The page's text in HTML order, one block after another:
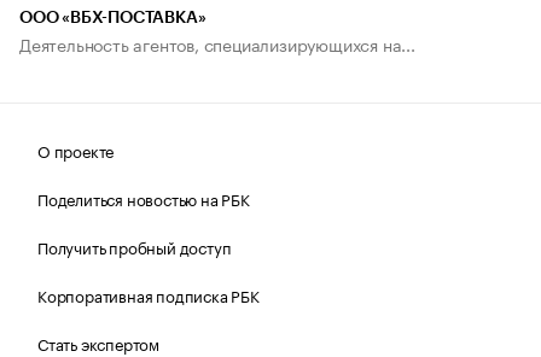
ООО «ВБХ-ПОСТАВКА»
Деятельность агентов, специализирующихся на...
О проекте
Поделиться новостью на РБК
Получить пробный доступ
Корпоративная подписка РБК
Стать экспертом